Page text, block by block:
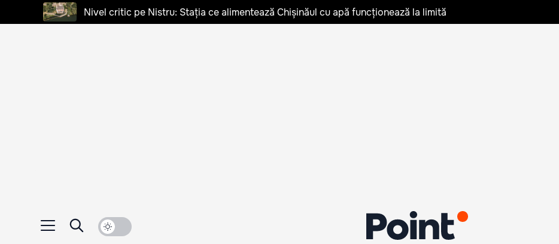
Nivel critic pe Nistru: Stația ce alimentează Chișinăul cu apă funcționează la limită